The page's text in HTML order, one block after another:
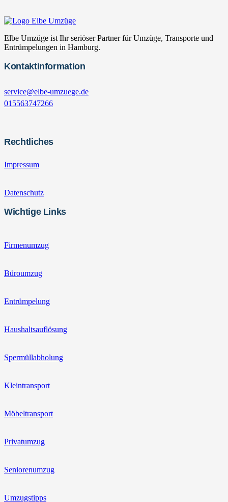
Elbe Umzüge ist Ihr seriöser Partner für Umzüge, Transporte und
Entrümpelungen in Hamburg.
Kontaktinformation
service@elbe-umzuege.de
015563747266
Rechtliches
Impressum
Datenschutz
Wichtige Links
Firmenumzug
Büroumzug
Entrümpelung
Haushaltsauflösung
Spermüllabholung
Kleintransport
Möbeltransport
Privatumzug
Seniorenumzug
Umzugstipps